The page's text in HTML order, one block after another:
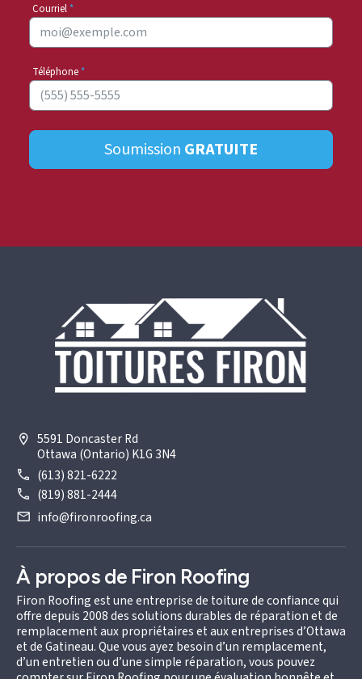
Courriel *
Téléphone *
Soumission GRATUITE
5591 Doncaster Rd
Ottawa (Ontario) K1G 3N4
(613) 821-6222
(819) 881-2444
info@fironroofing.ca
À propos de Firon Roofing
Firon Roofing est une entreprise de toiture de confiance qui
offre depuis 2008 des solutions durables de réparation et de
remplacement aux propriétaires et aux entreprises d’Ottawa
et de Gatineau. Que vous ayez besoin d’un remplacement,
d’un entretien ou d’une simple réparation, vous pouvez